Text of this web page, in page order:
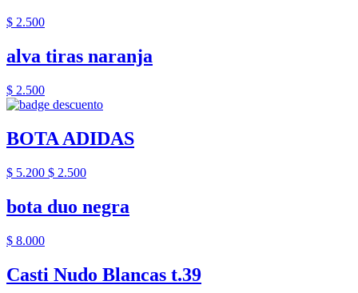
$ 2.500
alva tiras naranja
$ 2.500
BOTA ADIDAS
$ 5.200 $ 2.500
bota duo negra
$ 8.000
Casti Nudo Blancas t.39